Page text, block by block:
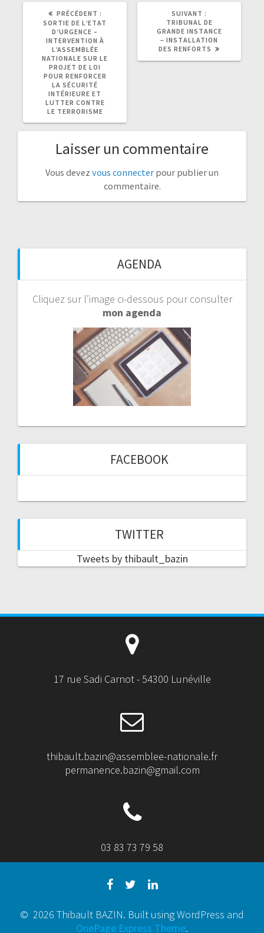
PRÉCÉDENT :
ARTICLE
PRÉCÉDENT
SORTIE DE L’ETAT
D’URGENCE –
INTERVENTION À
L’ASSEMBLÉE
NATIONALE SUR LE
PROJET DE LOI
POUR RENFORCER
LA SÉCURITÉ
INTÉRIEURE ET
LUTTER CONTRE
LE TERRORISME
SUIVANT :
ARTICLE
TRIBUNAL DE
GRANDE INSTANCE
– INSTALLATION
DES RENFORTS
Laisser un commentaire
Vous devez vous connecter pour publier un
commentaire.
AGENDA
Cliquez sur l’image ci-dessous pour consulter
mon agenda
FACEBOOK
TWITTER
Tweets by thibault_bazin
17 rue Sadi Carnot - 54300 Lunéville
thibault.bazin@assemblee-nationale.fr
permanence.bazin@gmail.com
03 83 73 79 58
© 2026 Thibault BAZIN. Built using WordPress and
OnePage Express Theme.